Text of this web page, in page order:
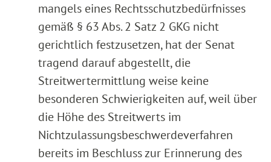
mangels eines Rechtsschutzbedürfnisses
gemäß § 63 Abs. 2 Satz 2 GKG nicht
gerichtlich festzusetzen, hat der Senat
tragend darauf abgestellt, die
Streitwertermittlung weise keine
besonderen Schwierigkeiten auf, weil über
die Höhe des Streitwerts im
Nichtzulassungsbeschwerdeverfahren
bereits im Beschluss zur Erinnerung des